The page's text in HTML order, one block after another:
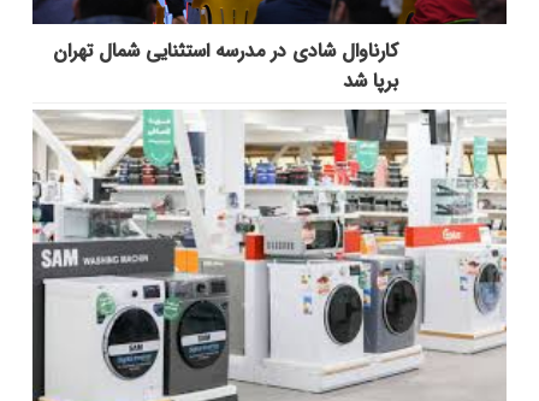
کارناوال شادی در مدرسه استثنایی شمال تهران
برپا شد